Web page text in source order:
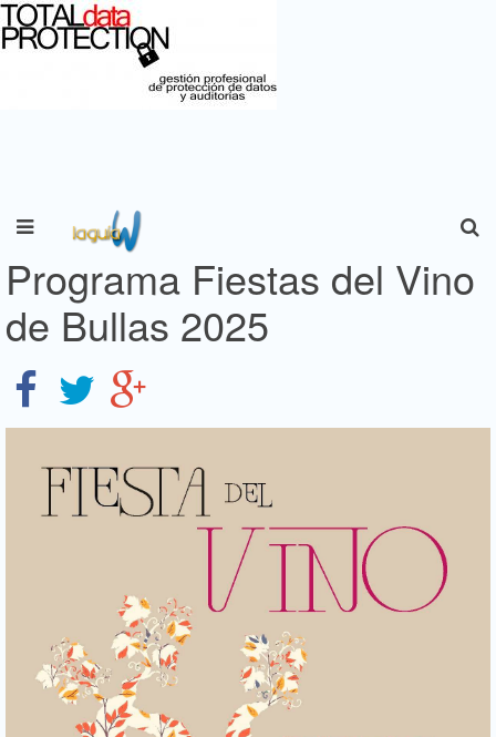
Programa Fiestas del Vino
de Bullas 2025